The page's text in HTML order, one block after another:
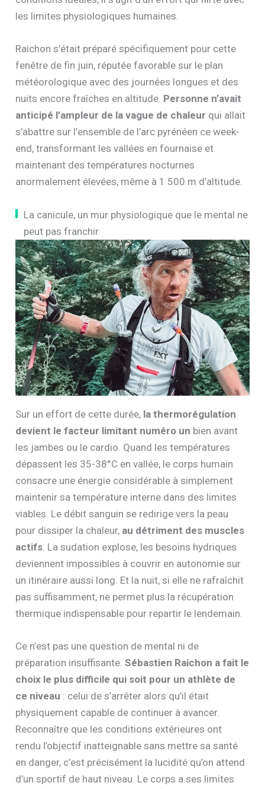
les limites physiologiques humaines.
Raichon s’était préparé spécifiquement pour cette
fenêtre de fin juin, réputée favorable sur le plan
météorologique avec des journées longues et des
nuits encore fraîches en altitude. Personne n’avait
anticipé l’ampleur de la vague de chaleur qui allait
s’abattre sur l’ensemble de l’arc pyrénéen ce week-
end, transformant les vallées en fournaise et
maintenant des températures nocturnes
anormalement élevées, même à 1 500 m d’altitude.
La canicule, un mur physiologique que le mental ne
peut pas franchir
Sur un effort de cette durée, la thermorégulation
devient le facteur limitant numéro un bien avant
les jambes ou le cardio. Quand les températures
dépassent les 35-38°C en vallée, le corps humain
consacre une énergie considérable à simplement
maintenir sa température interne dans des limites
viables. Le débit sanguin se redirige vers la peau
pour dissiper la chaleur, au détriment des muscles
actifs. La sudation explose, les besoins hydriques
deviennent impossibles à couvrir en autonomie sur
un itinéraire aussi long. Et la nuit, si elle ne rafraîchit
pas suffisamment, ne permet plus la récupération
thermique indispensable pour repartir le lendemain.
Ce n’est pas une question de mental ni de
préparation insuffisante.Sébastien Raichon a fait le
choix le plus difficile qui soit pour un athlète de
ce niveau : celui de s’arrêter alors qu’il était
physiquement capable de continuer à avancer.
Reconnaître que les conditions extérieures ont
rendu l’objectif inatteignable sans mettre sa santé
en danger, c’est précisément la lucidité qu’on attend
d’un sportif de haut niveau. Le corps a ses limites